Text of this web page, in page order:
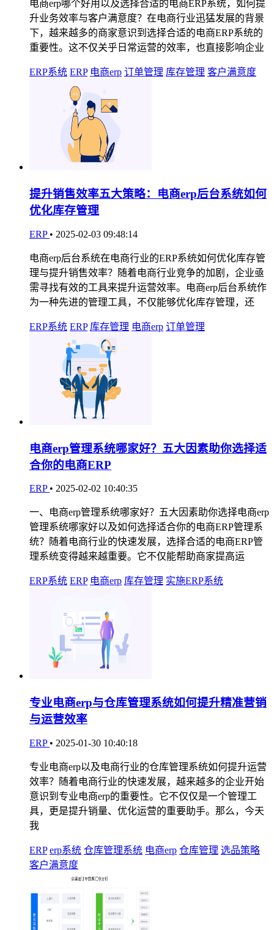
电商erp哪个好用以及选择合适的电商ERP系统，如何提
升业务效率与客户满意度？在电商行业迅猛发展的背景
下，越来越多的商家意识到选择合适的电商ERP系统的
重要性。这不仅关乎日常运营的效率，也直接影响企业
ERP系统 ERP 电商erp 订单管理 库存管理 客户满意度
提升销售效率五大策略：电商erp后台系统如何
优化库存管理
ERP • 2025-02-03 09:48:14
电商erp后台系统在电商行业的ERP系统如何优化库存管
理与提升销售效率？随着电商行业竞争的加剧，企业亟
需寻找有效的工具来提升运营效率。电商erp后台系统作
为一种先进的管理工具，不仅能够优化库存管理，还
ERP系统 ERP 库存管理 电商erp 订单管理
电商erp管理系统哪家好？五大因素助你选择适
合你的电商ERP
ERP • 2025-02-02 10:40:35
一、电商erp管理系统哪家好？五大因素助你选择电商erp
管理系统哪家好以及如何选择适合你的电商ERP管理系
统？随着电商行业的快速发展，选择合适的电商ERP管
理系统变得越来越重要。它不仅能帮助商家提高运
ERP系统 ERP 电商erp 库存管理 实施ERP系统
专业电商erp与仓库管理系统如何提升精准营销
与运营效率
ERP • 2025-01-30 10:40:18
专业电商erp以及电商行业的仓库管理系统如何提升运营
效率？随着电商行业的快速发展，越来越多的企业开始
意识到专业电商erp的重要性。它不仅仅是一个管理工
具，更是提升销量、优化运营的重要助手。那么，今天
我
ERP erp系统 仓库管理系统 电商erp 仓库管理 选品策略
客户满意度